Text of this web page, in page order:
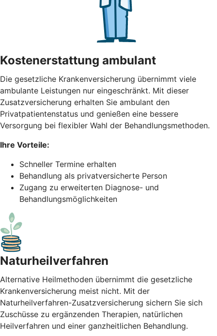
Kostenerstattung ambulant
Die gesetzliche Krankenversicherung übernimmt viele
ambulante Leistungen nur eingeschränkt. Mit dieser
Zusatzversicherung erhalten Sie ambulant den
Privatpatientenstatus und genießen eine bessere
Versorgung bei flexibler Wahl der Behandlungsmethoden.
Ihre Vorteile:
Schneller Termine erhalten
Behandlung als privatversicherte Person
Zugang zu erweiterten Diagnose- und
Behandlungsmöglichkeiten
Naturheil­verfahren
Alternative Heilmethoden übernimmt die gesetzliche
Krankenversicherung meist nicht. Mit der
Naturheilverfahren-Zusatzversicherung sichern Sie sich
Zuschüsse zu ergänzenden Therapien, natürlichen
Heilverfahren und einer ganzheitlichen Behandlung.